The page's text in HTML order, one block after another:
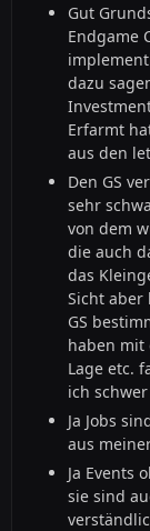
Gut
Endgame
dazu
Erfarmt
aus den
Den GS
sehr
von dem
die auch
das
Sicht aber
GS
haben mit
Lage etc.
ich
Ja Jobs
aus
Ja Events
sie sind